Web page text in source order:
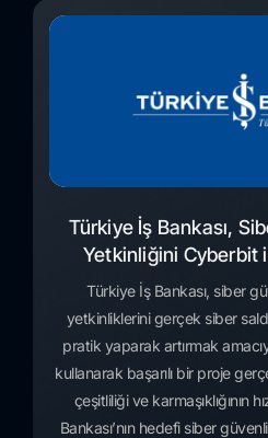
Türkiye İş Bankası,
Yetkinliğini Cyberbit
Türkiye İş Bankası, siber
yetkinliklerini gerçek siber
pratik yaparak artırmak
kullanarak başarılı bir proje
çeşitliliği ve karmaşıklığının
Bankası’nın hedefi siber